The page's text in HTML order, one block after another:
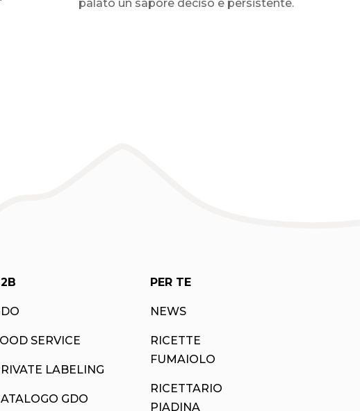
palato un sapore deciso e persistente.
SERVICE
LABELING
GDO
PER TE
NEWS
RICETTE
FUMAIOLO
RICETTARIO
PIADINA